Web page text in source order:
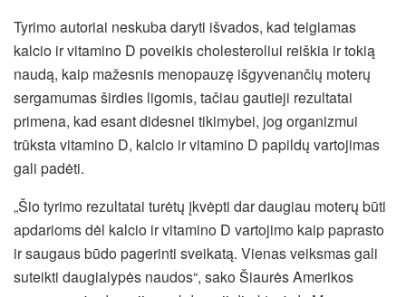
Tyrimo autoriai neskuba daryti išvados, kad teigiamas
kalcio ir vitamino D poveikis cholesteroliui reiškia ir tokią
naudą, kaip mažesnis menopauzę išgyvenančių moterų
sergamumas širdies ligomis, tačiau gautieji rezultatai
primena, kad esant didesnei tikimybei, jog organizmui
trūksta vitamino D, kalcio ir vitamino D papildų vartojimas
gali padėti.
„Šio tyrimo rezultatai turėtų įkvėpti dar daugiau moterų būti
apdarioms dėl kalcio ir vitamino D vartojimo kaip paprasto
ir saugaus būdo pagerinti sveikatą. Vienas veiksmas gali
suteikti daugialypės naudos“, sako Šiaurės Amerikos